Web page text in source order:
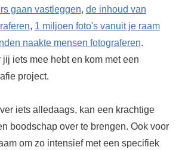
gaan vastleggen, de inhoud van
, 1 miljoen foto's vanuit je raam
naakte mensen fotograferen.
iets mee hebt en kom met een
project.
iets alledaags, kan een krachtige
boodschap over te brengen. Ook voor
om zo intensief met een specifiek